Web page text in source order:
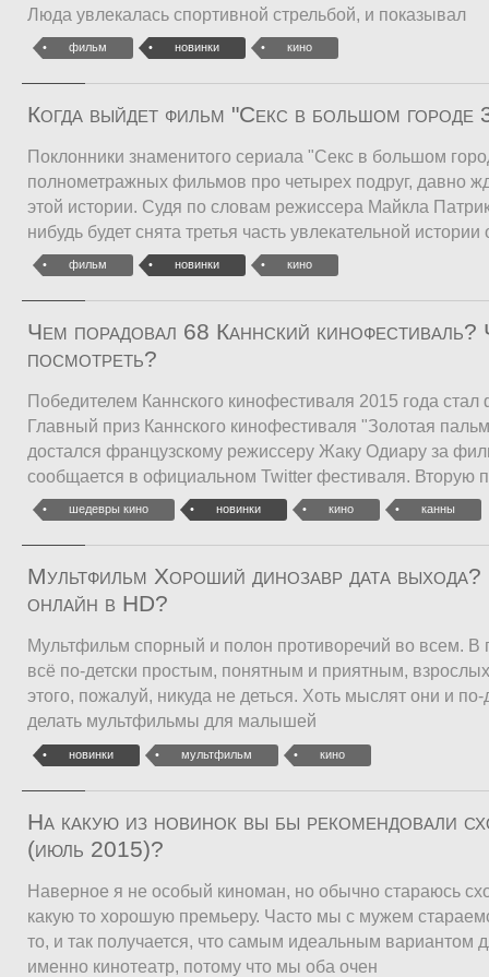
Люда увлекалась спортивной стрельбой, и показывал
фильм новинки кино
Когда выйдет фильм "Секс в большом городе
Поклонники знаменитого сериала "Секс в большом
полнометражных фильмов про четырех подруг, давно
этой истории. Судя по словам режиссера Майкла
нибудь будет снята третья часть увлекательной истории
фильм новинки кино
Чем порадовал 68 Каннский кинофестиваль?
посмотреть?
Победителем Каннского кинофестиваля 2015 года
Главный приз Каннского кинофестиваля "Золотая
достался французскому режиссеру Жаку Одиару за
сообщается в официальном Twitter фестиваля. Вторую
шедевры кино новинки кино канны
Мультфильм Хороший динозавр дата выхода?
онлайн в HD?
Мультфильм спорный и полон противоречий во всем. В
всё по-детски простым, понятным и приятным, взрослых
этого, пожалуй, никуда не деться. Хоть мыслят они и
делать мультфильмы для малышей
новинки мультфильм кино
На какую из новинок вы бы рекомендовали
(июль 2015)?
Наверное я не особый киноман, но обычно стараюсь
какую то хорошую премьеру. Часто мы с мужем
то, и так получается, что самым идеальным вариантом
именно кинотеатр, потому что мы оба очен